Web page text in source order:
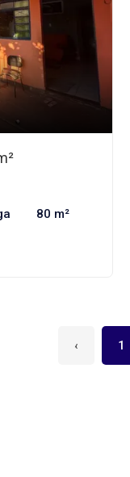
80 m²
‹ 1